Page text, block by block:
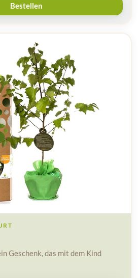
Bestellen
Geschenk, das mit dem Kind